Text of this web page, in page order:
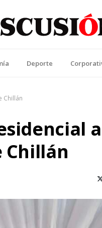
Deporte
Chillán
Chillán